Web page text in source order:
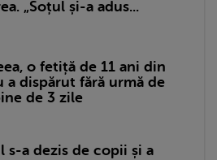
„Soțul și-a adus...
o fetiță de 11 ani din
a dispărut fără urmă de
de 3 zile
s-a dezis de copii și a